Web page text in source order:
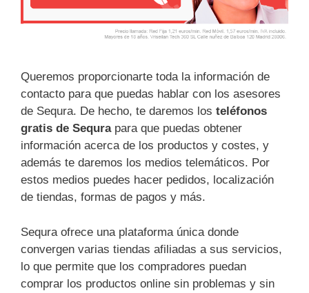
Queremos proporcionarte toda la información de
contacto para que puedas hablar con los asesores
de Sequra. De hecho, te daremos los teléfonos
gratis de Sequra para que puedas obtener
información acerca de los productos y costes, y
además te daremos los medios telemáticos. Por
estos medios puedes hacer pedidos, localización
de tiendas, formas de pagos y más.
Sequra ofrece una plataforma única donde
convergen varias tiendas afiliadas a sus servicios,
lo que permite que los compradores puedan
comprar los productos online sin problemas y sin